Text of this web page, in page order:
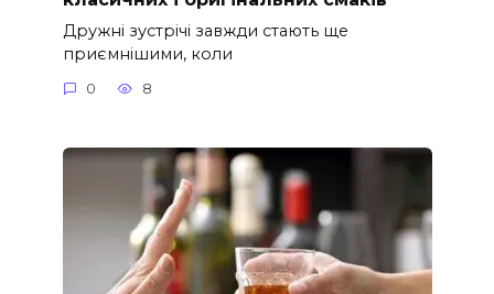
Дружні зустрічі завжди стають ще
приємнішими, коли
0 8